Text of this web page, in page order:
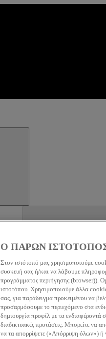
Search this site
Ο ΠΑΡΩΝ
Στον ιστότοπό μας χρησιμοποιούμε
συσκευή σας ή/και να λάβουμε
προγράμματος περιήγησης (browser)).
ιστοτόπου. Χρησιμοποιούμε άλλα
σας, για παράδειγμα προκειμένου να
προσαρμόσουμε το περιεχόμενο στα
δημιουργία προφίλ με τα ενδιαφέροντά
διαδικτυακές προτάσεις. Μπορείτε να
να τα απορρίψετε («Απόρριψη όλων») ή